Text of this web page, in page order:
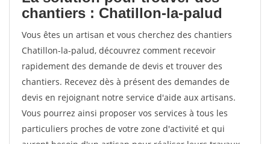
chantiers : Chatillon-la-palud
Vous êtes un artisan et vous cherchez des chantiers
Chatillon-la-palud, découvrez comment recevoir
rapidement des demande de devis et trouver des
chantiers. Recevez dès à présent des demandes de
devis en rejoignant notre service d'aide aux artisans.
Vous pourrez ainsi proposer vos services à tous les
particuliers proches de votre zone d'activité et qui